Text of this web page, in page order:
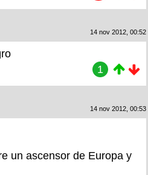
14 nov 2012, 00:52
1
14 nov 2012, 00:53
un ascensor de Europa y